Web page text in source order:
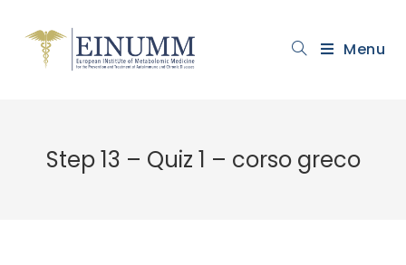
Menu
Step 13 – Quiz 1 – corso greco